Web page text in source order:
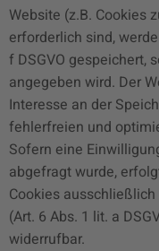
Website (z.B. Cookies
erforderlich sind,
f DSGVO gespeichert,
angegeben wird. Der
Interesse an der
fehlerfreien und
Sofern eine
abgefragt wurde,
Cookies
(Art. 6 Abs. 1 lit. a
widerrufbar.